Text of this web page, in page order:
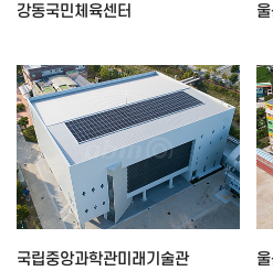
강동국민체육센터
국립중앙과학관미래기술관